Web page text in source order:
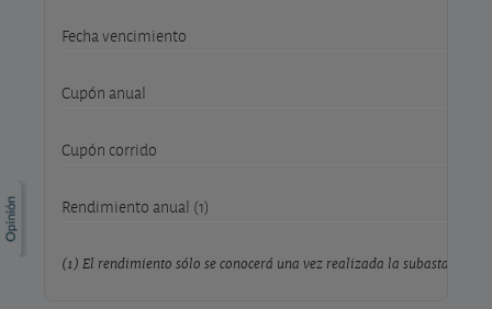
Fecha vencimiento
Cupón anual
Cupón corrido
Rendimiento anual (1)
(1) El rendimiento sólo se conocerá una vez realizada la subasta; este